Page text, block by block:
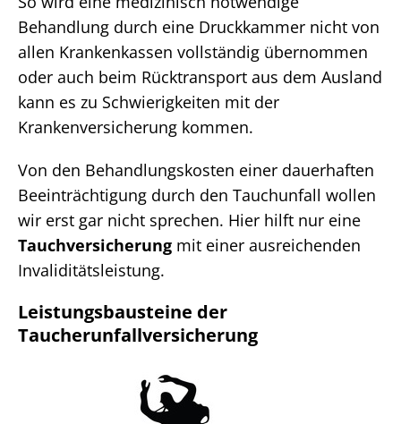
Behandlung durch eine Druckkammer nicht von
allen Krankenkassen vollständig übernommen
oder auch beim Rücktransport aus dem Ausland
kann es zu Schwierigkeiten mit der
Krankenversicherung kommen.
Von den Behandlungskosten einer dauerhaften
Beeinträchtigung durch den Tauchunfall wollen
wir erst gar nicht sprechen. Hier hilft nur eine
Tauchversicherung mit einer ausreichenden
Invaliditätsleistung.
Leistungsbausteine der
Taucherunfallversicherung